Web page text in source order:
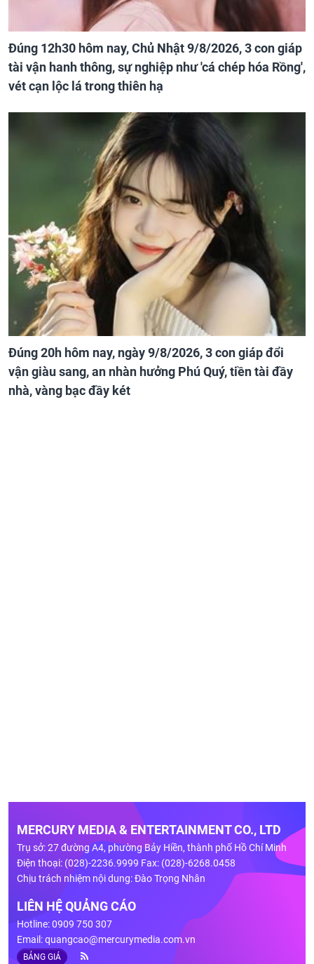
Đúng 12h30 hôm nay, Chủ Nhật 9/8/2026, 3 con giáp
tài vận hanh thông, sự nghiệp như 'cá chép hóa Rồng',
vét cạn lộc lá trong thiên hạ
Đúng 20h hôm nay, ngày 9/8/2026, 3 con giáp đổi
vận giàu sang, an nhàn hưởng Phú Quý, tiền tài đầy
nhà, vàng bạc đầy két
MERCURY MEDIA & ENTERTAINMENT CO., LTD
Trụ sở: 27 đường A4, phường Bảy Hiền, thành phố Hồ Chí Minh
Điện thoại: (028)-2236.9999 Fax: (028)-6268.0458
Chịu trách nhiệm nội dung: Đào Trọng Nhân
LIÊN HỆ QUẢNG CÁO
Hotline: 0909 750 307
Email:quangcao@mercurymedia.com.vn
BẢNG GIÁ